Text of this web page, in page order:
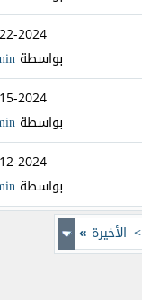
2024
بواسطة
2024
بواسطة
2024
بواسطة
> الأخيرة »